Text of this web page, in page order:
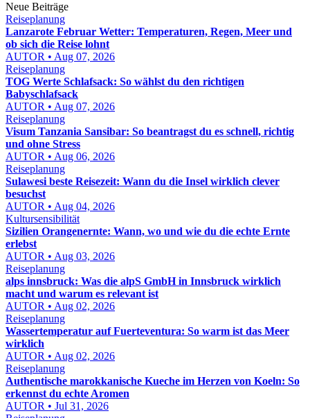
Neue Beiträge
Reiseplanung
Lanzarote Februar Wetter: Temperaturen, Regen, Meer und
ob sich die Reise lohnt
AUTOR • Aug 07, 2026
Reiseplanung
TOG Werte Schlafsack: So wählst du den richtigen
Babyschlafsack
AUTOR • Aug 07, 2026
Reiseplanung
Visum Tanzania Sansibar: So beantragst du es schnell, richtig
und ohne Stress
AUTOR • Aug 06, 2026
Reiseplanung
Sulawesi beste Reisezeit: Wann du die Insel wirklich clever
besuchst
AUTOR • Aug 04, 2026
Kultursensibilität
Sizilien Orangenernte: Wann, wo und wie du die echte Ernte
erlebst
AUTOR • Aug 03, 2026
Reiseplanung
alps innsbruck: Was die alpS GmbH in Innsbruck wirklich
macht und warum es relevant ist
AUTOR • Aug 02, 2026
Reiseplanung
Wassertemperatur auf Fuerteventura: So warm ist das Meer
wirklich
AUTOR • Aug 02, 2026
Reiseplanung
Authentische marokkanische Kueche im Herzen von Koeln: So
erkennst du echte Aromen
AUTOR • Jul 31, 2026